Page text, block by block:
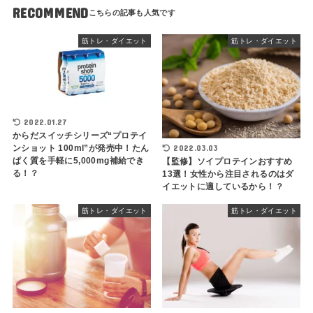
RECOMMEND
筋トレ・ダイエット
2022.01.27
からだスイッチシリーズ“プロテイ
ンショット 100ml”が発売中！たん
ぱく質を手軽に5,000mg補給でき
る！？
筋トレ・ダイエット
2022.03.03
【監修】ソイプロテインおすすめ
13選！女性から注目されるのはダ
イエットに適しているから！？
筋トレ・ダイエット 筋トレ・ダイエット